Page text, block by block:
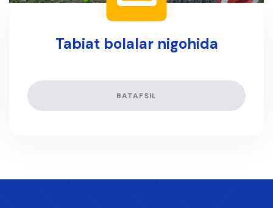
Tabiat bolalar nigohida
BATAFSIL